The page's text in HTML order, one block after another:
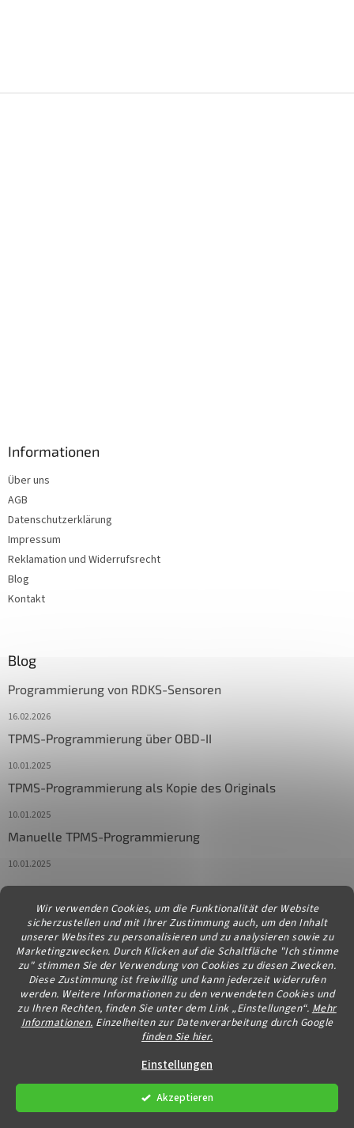
Wir verwenden Cookies, um die Funktionalität der Website
sicherzustellen und mit Ihrer Zustimmung auch, um den Inhalt
unserer Websites zu personalisieren und zu analysieren sowie zu
Marketingzwecken. Durch Klicken auf die Schaltfläche "Ich stimme
zu" stimmen Sie der Verwendung von Cookies zu diesen Zwecken.
Diese Zustimmung ist freiwillig und kann jederzeit widerrufen
werden. Weitere Informationen zu den verwendeten Cookies und
zu Ihren Rechten, finden Sie unter dem Link „Einstellungen“. Mehr
Informationen. Einzelheiten zur Datenverarbeitung durch Google
finden Sie hier.
Einstellungen
Akzeptieren
Informationen
Über uns
AGB
Datenschutzerklärung
Impressum
Reklamation und Widerrufsrecht
Blog
Kontakt
Blog
Programmierung von RDKS-Sensoren
16.02.2026
TPMS-Programmierung über OBD-II
10.01.2025
TPMS-Programmierung als Kopie des Originals
10.01.2025
Manuelle TPMS-Programmierung
10.01.2025
Kontakt
info@diagstore.at
Erstellt von Shoptet
Copyright 2026diagstore.at. Alle Rechte vorbehalten.Cookie-